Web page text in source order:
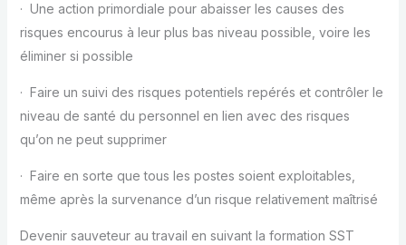
· Une action primordiale pour abaisser les causes des
risques encourus à leur plus bas niveau possible, voire les
éliminer si possible
· Faire un suivi des risques potentiels repérés et contrôler le
niveau de santé du personnel en lien avec des risques
qu’on ne peut supprimer
· Faire en sorte que tous les postes soient exploitables,
même après la survenance d’un risque relativement maîtrisé
Devenir sauveteur au travail en suivant la formation SST